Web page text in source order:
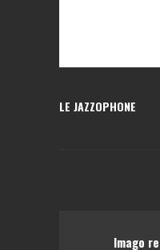
LE JAZZOPHONE
Imago